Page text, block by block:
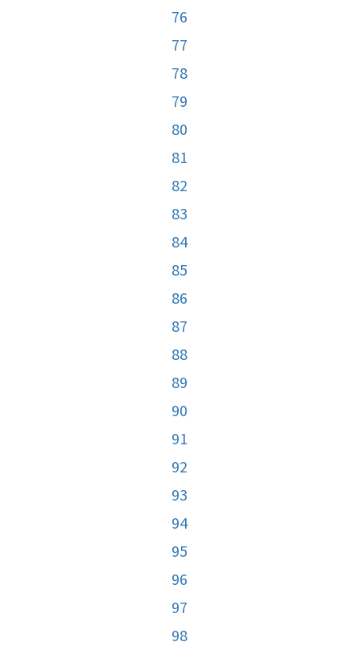
76
77
78
79
80
81
82
83
84
85
86
87
88
89
90
91
92
93
94
95
96
97
98